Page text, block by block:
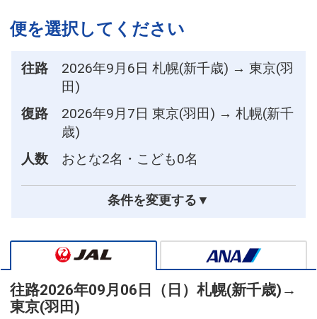
便を選択してください
往路
2026年9月6日 札幌(新千歳) → 東京(羽
田)
復路
2026年9月7日 東京(羽田) → 札幌(新千
歳)
人数
おとな2名・こども0名
条件を変更する▼
往路2026年09月06日（日） 札幌(新千歳) →
東京(羽田)